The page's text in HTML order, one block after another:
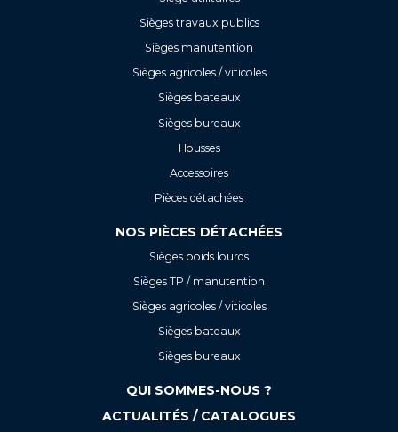
Sièges travaux publics
Sièges manutention
Sièges agricoles / viticoles
Sièges bateaux
Sièges bureaux
Housses
Accessoires
Pièces détachées
NOS PIÈCES DÉTACHÉES
Sièges poids lourds
Sièges TP / manutention
Sièges agricoles / viticoles
Sièges bateaux
Sièges bureaux
QUI SOMMES-NOUS ?
ACTUALITÉS / CATALOGUES